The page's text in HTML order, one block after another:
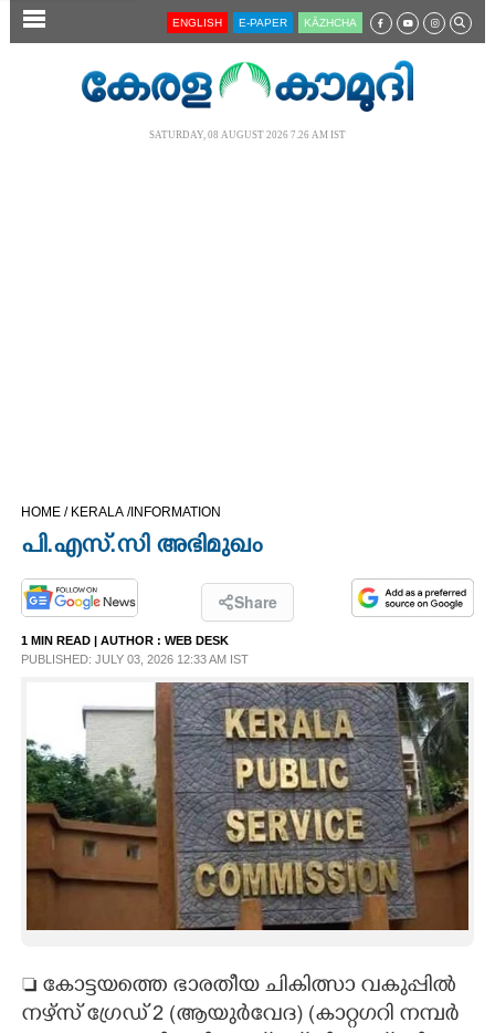
SECTIONS
CINEMA
OPINION
PHOTOS
LIFESTYLE
SPIRITUAL
INFO+
CARTOONS
ENGLISH E-PAPER KĀZHCHA
SATURDAY, 08 AUGUST 2026 7.26 AM IST
HOME / KERALA /INFORMATION
പി.എസ്.സി അഭിമുഖം
Share
1 MIN READ | AUTHOR : WEB DESK
PUBLISHED: JULY 03, 2026 12:33 AM IST
 കോട്ടയത്തെ ഭാരതീയ ചികിത്സാ വകുപ്പിൽ
നഴ്സ് ഗ്രേഡ് 2 (ആയുർവേദ) (കാറ്റഗറി നമ്പർ